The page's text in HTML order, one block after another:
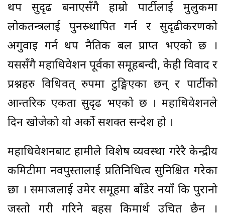
थप सुदृढ बनाएसँगै हाम्रो पार्टीलाई मुलुकमा
लोकतन्त्रलाई पुनस्र्थापित गर्न र सुदृढीकरणको
अगुवाइ गर्न थप नैतिक बल प्राप्त भएको छ ।
यससँगै महाधिवेशन पूर्वका समूहबन्दी, केही विवाद र
प्रश्नहरु विधिवत् रुपमा टुङ्गिएका छन् र पार्टीको
आन्तरिक एकता सुदृढ भएको छ । महाधिवेशनले
दिन खोजेको यो अर्को सशक्त सन्देश हो ।
महाधिवेशनबाट हामीले विशेष व्यवस्था गरेरै केन्द्रीय
कमिटीमा नवपुस्तालाई प्रतिनिधित्व सुनिश्चित गरेका
छौँ । समाजलाई उमेर समूहमा बाँडेर नयाँ कि पुरानो
जस्तो गरी गरिने बहस किमार्थ उचित छैन ।